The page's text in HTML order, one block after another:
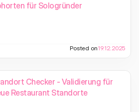
für Sologründer
Posted on19.12.2025
Checker - Validierung für
Restaurant Standorte